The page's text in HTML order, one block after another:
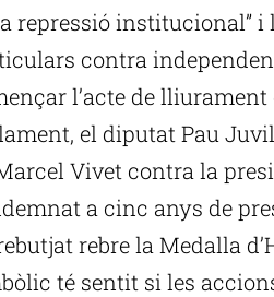
repressió institucional”
contra
l’acte de
el diputat Pau
Vivet contra la
a cinc anys de
rebre la Medalla
té sentit si les